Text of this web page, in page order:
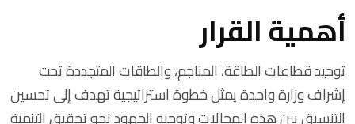
أهمية القرار
توحيد قطاعات الطاقة، المناجم، والطاقات المتجددة تحت
إشراف وزارة واحدة يمثل خطوة استراتيجية تهدف إلى تحسين
التنسيق بين هذه المجالات وتوجيه الجهود نحو تحقيق التنمية